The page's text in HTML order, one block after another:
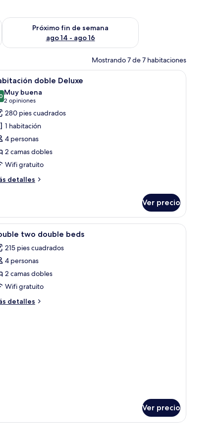
semana ago 7 - ago 9
Próximo fin de semana
ago 14 - ago 16
Consulta la disponibilidad para el próximo fin de semana ago
Mostrando 7 de 7 habitaciones
cabecera con iluminación integrada y mesita de noche con teléfono.
Habitación de hotel con dos camas, cada
12 doble Deluxe
de 10
Muy buena
2 opiniones
(2
opiniones)
280 pies cuadrados
1 habitación
4 personas
2 camas dobles
Wifi gratuito
detalles
Ver precio
de luz en la pared. Caja de seguridad en la habitación y
1 two double beds
215 pies cuadrados
4 personas
2 camas dobles
Wifi gratuito
detalles
Ver precio